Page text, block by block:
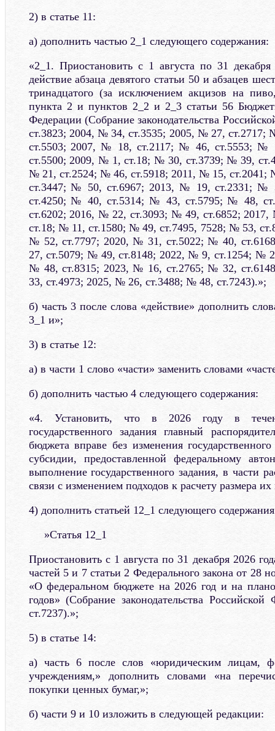
2) в статье 11:
а) дополнить частью 2_1 следующего содержания:
«2_1. Приостановить с 1 августа по 31
действие абзаца девятого статьи 50 и абзацев
тринадцатого (за исключением акцизов на
пункта 2 и пунктов 2_2 и 2_3 статьи 56
Федерации (Собрание законодательства
ст.3823; 2004, № 34, ст.3535; 2005, № 27,
ст.5503; 2007, № 18, ст.2117; № 46, ст.5553; №
ст.5500; 2009, № 1, ст.18; № 30, ст.3739; № 39,
№ 21, ст.2524; № 46, ст.5918; 2011, № 15, ст.2041;
ст.3447; № 50, ст.6967; 2013, № 19, ст.2331; №
ст.4250; № 40, ст.5314; № 43, ст.5795; № 48,
ст.6202; 2016, № 22, ст.3093; № 49, ст.6852;
ст.18; № 11, ст.1580; № 49, ст.7495, 7528; № 53,
№ 52, ст.7797; 2020, № 31, ст.5022; № 40,
27, ст.5079; № 49, ст.8148; 2022, № 9, ст.1254; №
№ 48, ст.8315; 2023, № 16, ст.2765; № 32,
33, ст.4973; 2025, № 26, ст.3488; № 48, ст.7243).»;
б) часть 3 после слова «действие» дополнить
3_1 и»;
3) в статье 12:
а) в части 1 слово «части» заменить словами
б) дополнить частью 4 следующего содержания:
«4. Установить, что в 2026 году в
государственного задания главный
бюджета вправе без изменения
субсидии, предоставленной федеральному
выполнение государственного задания, в части
связи с изменением подходов к расчету размера
4) дополнить статьей 12_1 следующего
»Статья 12_1
Приостановить с 1 августа по 31 декабря 2026
частей 5 и 7 статьи 2 Федерального закона от 28
«О федеральном бюджете на 2026 год и на
годов» (Собрание законодательства
ст.7237).»;
5) в статье 14:
а) часть 6 после слов «юридическим лицам,
учреждениям,» дополнить словами «на
покупки ценных бумаг,»;
б) части 9 и 10 изложить в следующей редакции: